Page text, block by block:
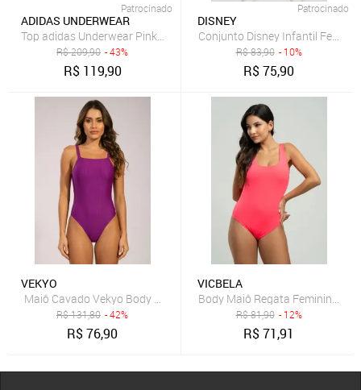
Patrocinado
ADIDAS UNDERWEAR
Top adidas Underwear Pink Decote em U
R$209,90 - 43%
R$ 119,90
Patrocinado
DISNEY
Conjunto Disney Infantil
R$83,90 - 10%
R$75,90
VEKYO
Maiô Cavado Vekyo Body Costa Nua Canelado Moda Praia Verão
R$131,80 - 42%
R$76,90
VICBELA
Body Maiô Regata Feminino
R$81,90 - 12%
R$71,91